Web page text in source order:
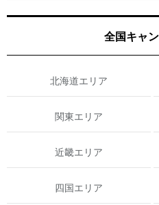
全国キャ
北海道エリア
関東エリア
近畿エリア
四国エリア